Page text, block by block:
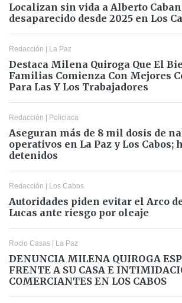
Localizan sin vida a Alberto
desaparecido desde 2025 en Los
Redacción | La Paz
Destaca Milena Quiroga Que El
Familias Comienza Con Mejores
Para Las Y Los Trabajadores
Redacción | Policiaca
Aseguran más de 8 mil dosis de
operativos en La Paz y Los Cabos;
detenidos
Redacción | Los Cabos
Autoridades piden evitar el Arco
Lucas ante riesgo por oleaje
Rocio Casas | La Paz
DENUNCIA MILENA QUIROGA
FRENTE A SU CASA E
COMERCIANTES EN LOS CABOS